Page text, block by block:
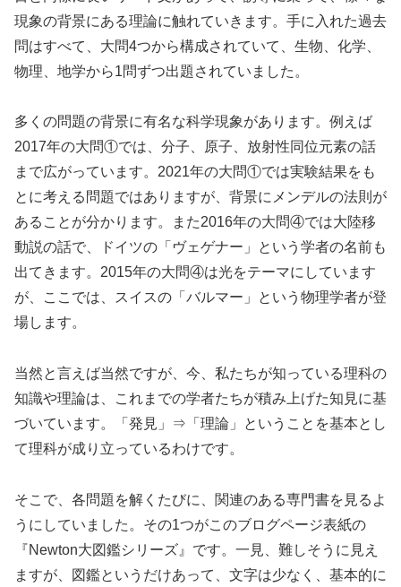
現象の背景にある理論に触れていきます。手に入れた過去
問はすべて、大問4つから構成されていて、生物、化学、
物理、地学から1問ずつ出題されていました。
多くの問題の背景に有名な科学現象があります。例えば
2017年の大問①では、分子、原子、放射性同位元素の話
まで広がっています。2021年の大問①では実験結果をも
とに考える問題ではありますが、背景にメンデルの法則が
あることが分かります。また2016年の大問④では大陸移
動説の話で、ドイツの「ヴェゲナー」という学者の名前も
出てきます。2015年の大問④は光をテーマにしています
が、ここでは、スイスの「バルマー」という物理学者が登
場します。
当然と言えば当然ですが、今、私たちが知っている理科の
知識や理論は、これまでの学者たちが積み上げた知見に基
づいています。「発見」⇒「理論」ということを基本とし
て理科が成り立っているわけです。
そこで、各問題を解くたびに、関連のある専門書を見るよ
うにしていました。その1つがこのブログページ表紙の
『Newton大図鑑シリーズ』です。一見、難しそうに見え
ますが、図鑑というだけあって、文字は少なく、基本的に